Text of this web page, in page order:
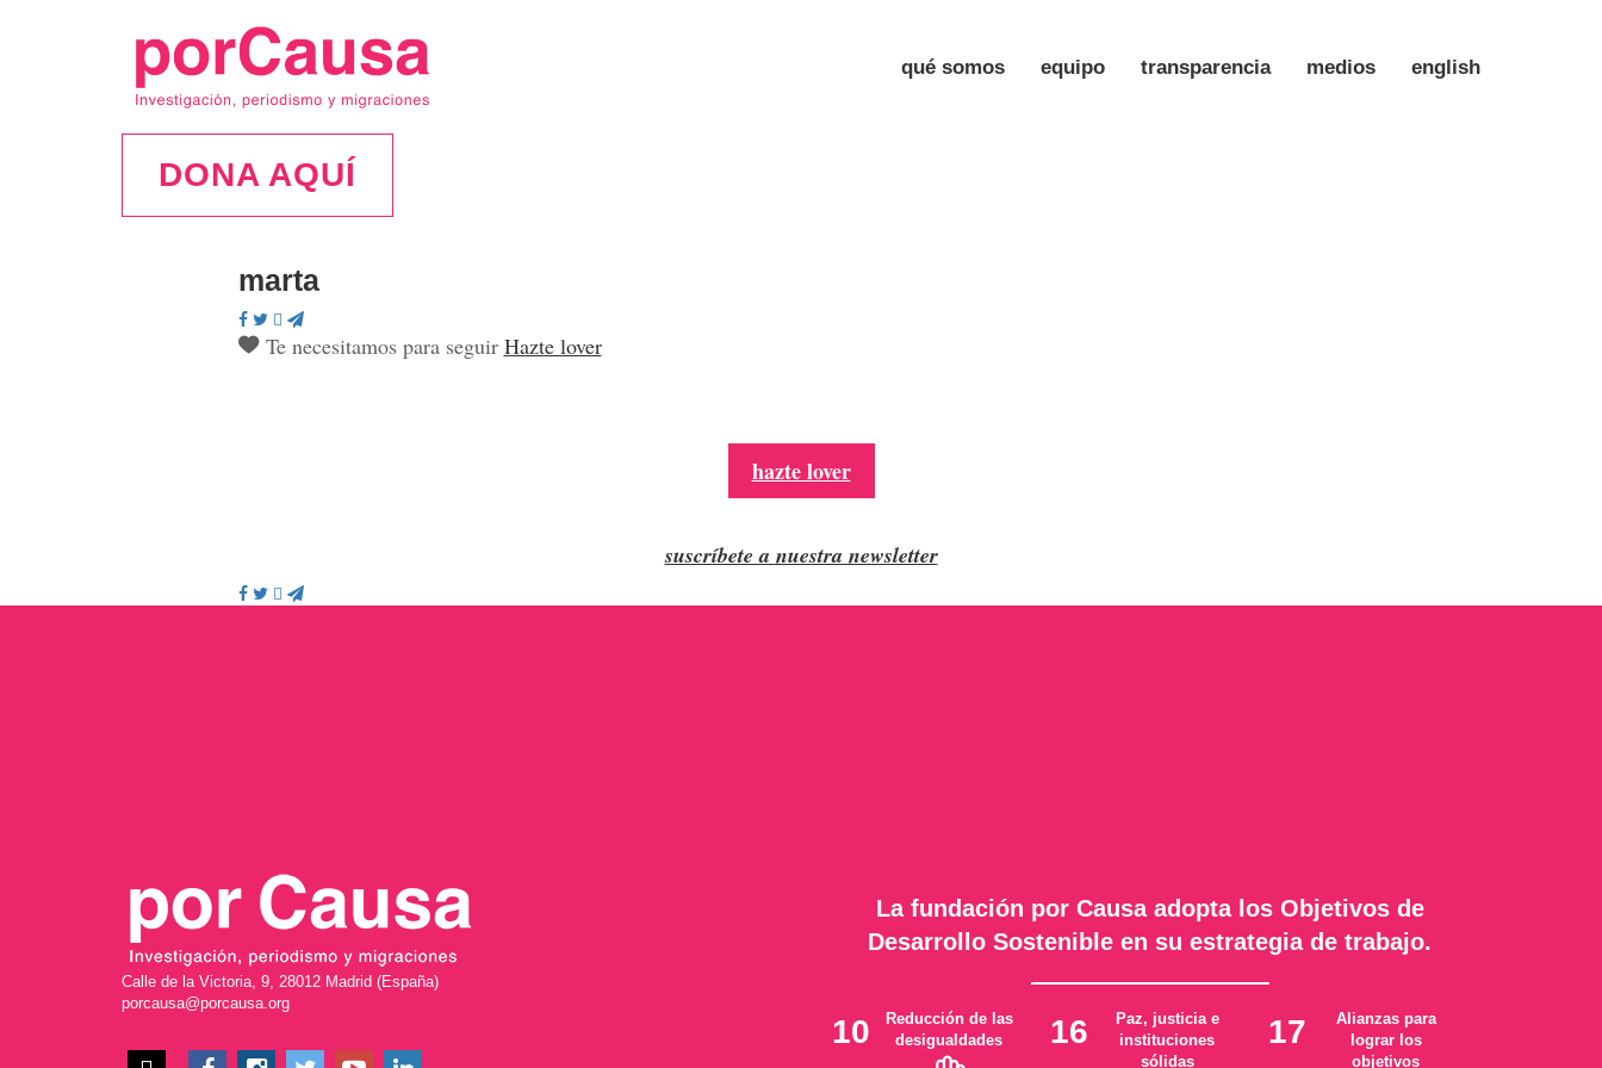
qué somos equipo transparencia medios english
DONA AQUÍ
marta
Te necesitamos para seguir Hazte lover
hazte lover
suscríbete a nuestra newsletter
Calle de la Victoria, 9, 28012 Madrid (España)
porcausa@porcausa.org
La fundación por Causa adopta los Objetivos de
Desarrollo Sostenible en su estrategia de trabajo.
10
Reducción de las
desigualdades
16
Paz, justicia e
instituciones
sólidas
17
Alianzas para
lograr los
objetivos